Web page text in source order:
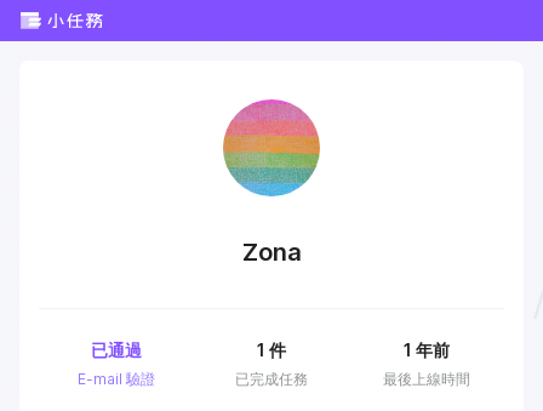
Zona
E-mail 驗證
已通過
已完成任務
1 件
最後上線時間
1 年前